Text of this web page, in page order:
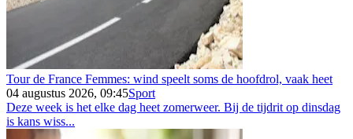
Tour de France Femmes: wind speelt soms de hoofdrol, vaak heet
04 augustus 2026, 09:45Sport
Deze week is het elke dag heet zomerweer. Bij de tijdrit op dinsdag
is kans wiss...